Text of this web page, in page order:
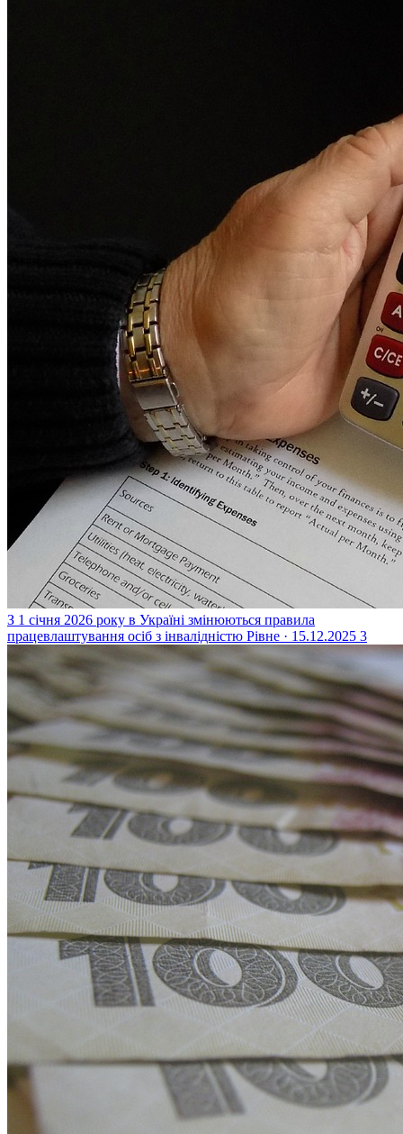
З 1 січня 2026 року в Україні змінюються правила
працевлаштування осіб з інвалідністю Рівне · 15.12.2025 3